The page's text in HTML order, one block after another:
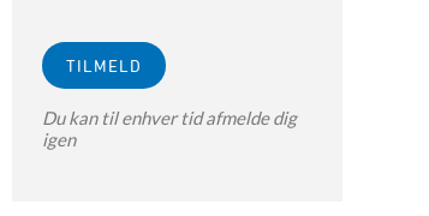
Du kan til enhver tid afmelde dig
igen